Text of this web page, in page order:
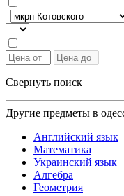
Свернуть поиск
Другие предметы в
Английский язык
Математика
Украинский язык
Алгебра
Геометрия